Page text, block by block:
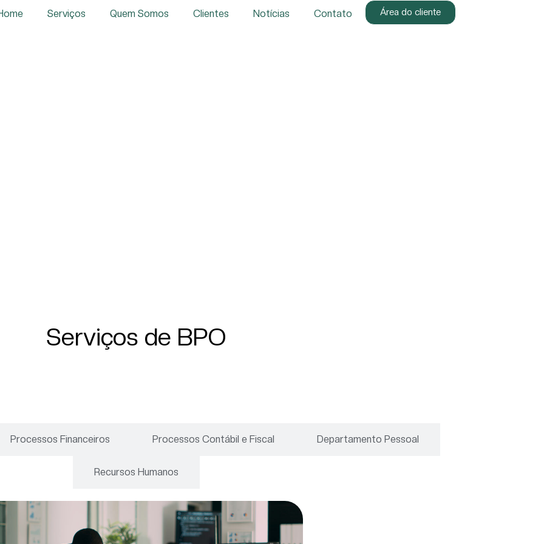
Área do cliente
Serviços Quem Somos Clientes Notícias Contato
Serviços de BPO
Processos Financeiros Processos Contábil e Fiscal Departamento Pessoal
Recursos Humanos